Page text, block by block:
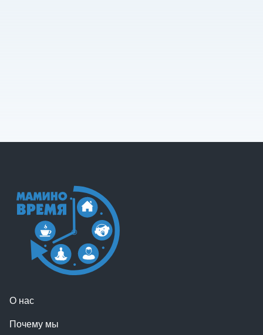
О нас
Почему мы